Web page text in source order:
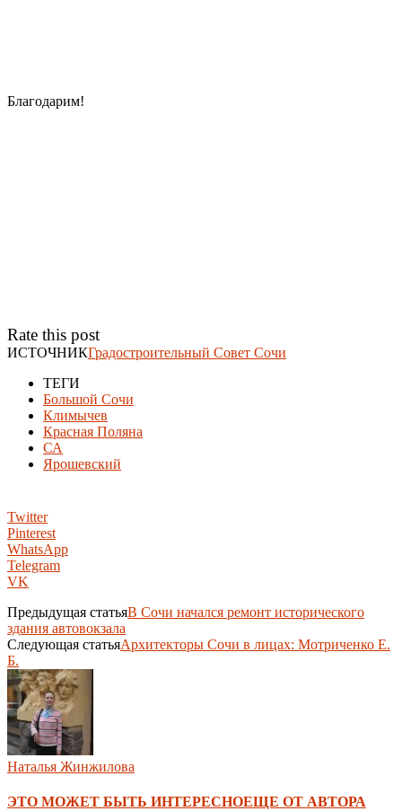
Благодарим!
Rate this post
ИСТОЧНИКГрадостроительный Совет Сочи
ТЕГИ
Большой Сочи
Климычев
Красная Поляна
СА
Ярошевский
Twitter
Pinterest
WhatsApp
Telegram
VK
Предыдущая статьяВ Сочи начался ремонт исторического
здания автовокзала
Следующая статьяАрхитекторы Сочи в лицах: Мотриченко Е.
Б.
Наталья Жинжилова
ЭТО МОЖЕТ БЫТЬ ИНТЕРЕСНОЕЩЕ ОТ АВТОРА